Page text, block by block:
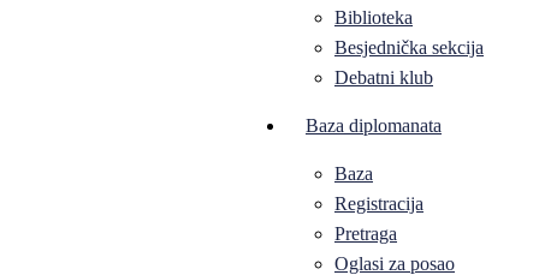
Biblioteka
Besjednička sekcija
Debatni klub
Baza diplomanata
Baza
Registracija
Pretraga
Oglasi za posao